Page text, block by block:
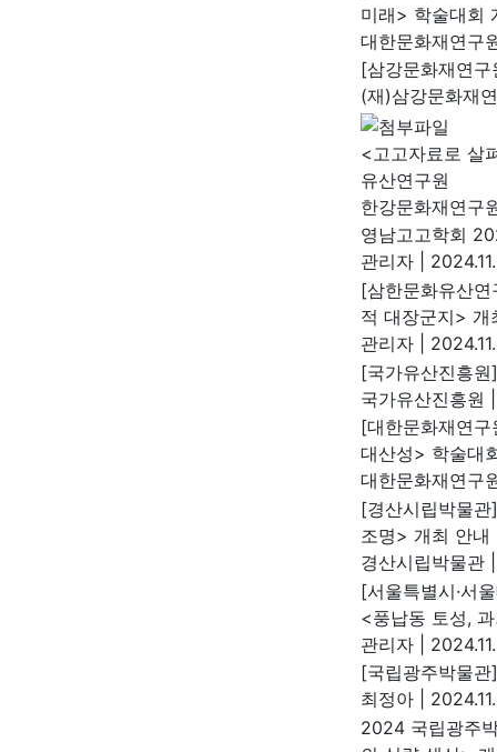
미래> 학술대회
대한문화재연구
[삼강문화재연
(재)삼강문화재
<고고자료로 살
유산연구원
한강문화재연구
영남고고학회
관리자
[삼한문화유산
적 대장군지> 개
관리자
[국가유산진흥
국가유산진흥원
[대한문화재연
대산성> 학술대
대한문화재연구
[경산시립박물
조명> 개최 안내
경산시립박물관
[서울특별시·서
<풍납동 토성,
관리자
[국립광주박물관
최정아
2024 국립광주